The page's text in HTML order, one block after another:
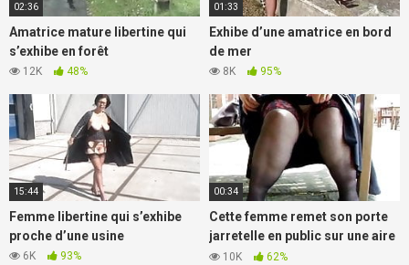
02:36
Amatrice mature libertine qui
s’exhibe en forêt
12K 48%
01:33
Exhibe d’une amatrice en bord
de mer
8K 95%
15:44
Femme libertine qui s’exhibe
proche d’une usine
6K 93%
00:34
Cette femme remet son porte
jarretelle en public sur une aire
de repos
10K 62%